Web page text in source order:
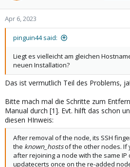
Apr 6, 2023
pinguin44 said:
Liegt es vielleicht am gleichen
neuen Installation?
Das ist vermutlich Teil des Problems, ja!
Bitte mach mal die Schritte zum
Manual durch [1]. Evt. hilft das schon
diesen HInweis:
After removal of the node, its SSH
the known_hostsof the other nodes. If
after rejoining a node with the same IP
updatecerts once on the re-added